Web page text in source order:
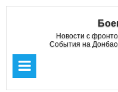
Новости с
События на